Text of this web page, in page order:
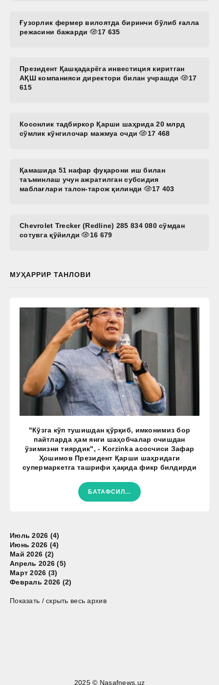
Ғузорлик фермер вилоятда биринчи бўлиб ғалла
режасини бажарди
17 635
Президент Қашқадарёга инвестиция киритган
АҚШ компанияси директори билан учрашди
17
615
Косонлик тадбиркор Қарши шаҳрида 20 млрд
сўмлик кўнгилочар мажмуа очди
17 468
Қамашида 51 нафар фуқарони иш билан
таъминлаш учун ажратилган субсидия
маблағлари талон-тарож қилинди
17 403
Chevrolet Trecker (Redline) 285 834 080 сўмдан
сотувга қўйилди
16 679
МУҲАРРИР ТАНЛОВИ
"Кўзга кўп тушишдан қўрқиб, имконимиз бор
пайтларда ҳам янги шаҳобчалар очишдан
ўзимизни тиярдик", - Korzinka асосчиси Зафар
Ҳошимов Президент Қарши шаҳридаги
супермаркетга ташрифи ҳақида фикр билдирди
БАТАФСИЛ...
Июль 2026 (4)
Июнь 2026 (4)
Май 2026 (2)
Апрель 2026 (5)
Март 2026 (3)
Февраль 2026 (2)
Показать / скрыть весь архив
2025 © Nasafnews.uz